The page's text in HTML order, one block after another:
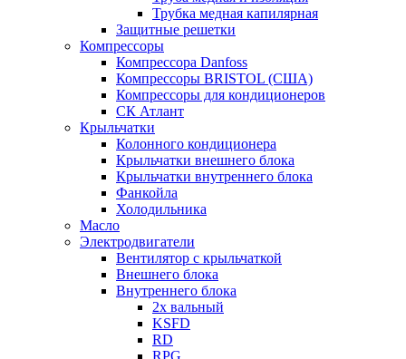
Трубка медная капилярная
Защитные решетки
Компрессоры
Компрессора Danfoss
Компрессоры BRISTOL (США)
Компрессоры для кондиционеров
СК Атлант
Крыльчатки
Колонного кондиционера
Крыльчатки внешнего блока
Крыльчатки внутреннего блока
Фанкойла
Холодильника
Масло
Электродвигатели
Вентилятор с крыльчаткой
Внешнего блока
Внутреннего блока
2х вальный
KSFD
RD
RPG